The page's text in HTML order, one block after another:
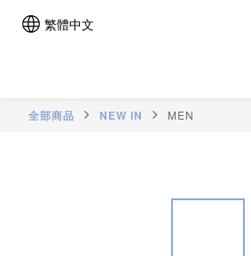
繁體中文
全部商品 NEW IN MEN